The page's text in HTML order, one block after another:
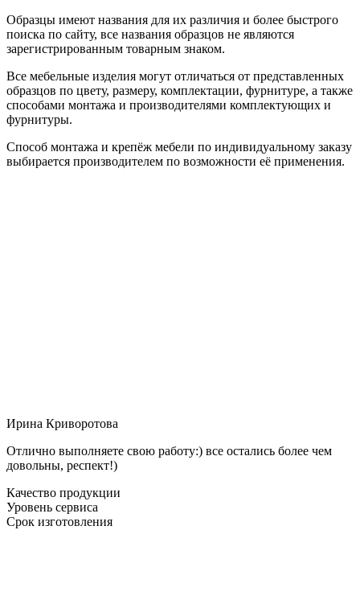
Образцы имеют названия для их различия и более быстрого
поиска по сайту, все названия образцов не являются
зарегистрированным товарным знаком.
Все мебельные изделия могут отличаться от представленных
образцов по цвету, размеру, комплектации, фурнитуре, а также
способами монтажа и производителями комплектующих и
фурнитуры.
Способ монтажа и крепёж мебели по индивидуальному заказу
выбирается производителем по возможности её применения.
Ирина Криворотова
Отлично выполняете свою работу:) все остались более чем
довольны, респект!)
Качество продукции
Уровень сервиса
Срок изготовления